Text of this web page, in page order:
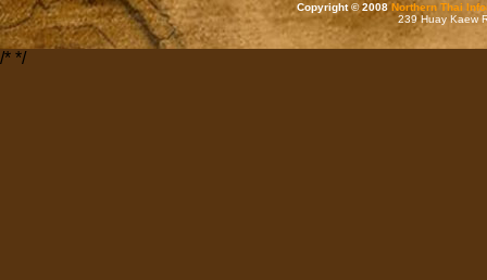
Copyright © 2008Northern Thai
239 Huay Kaew
/* */